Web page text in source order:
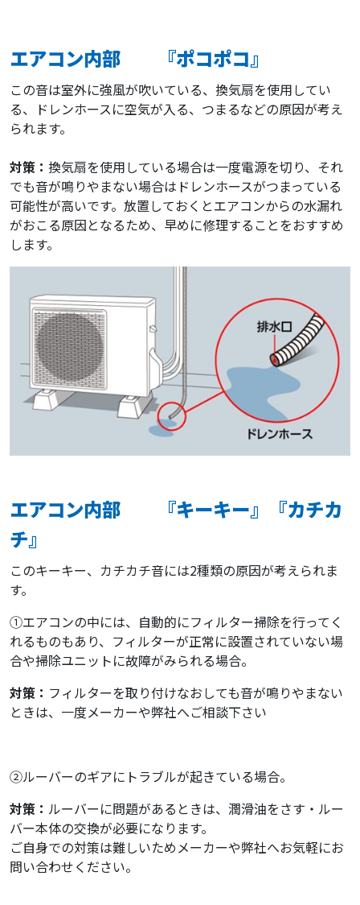
エアコン内部 『ポコポコ』
この音は室外に強風が吹いている、換気扇を使用してい
る、ドレンホースに空気が入る、つまるなどの原因が考え
られます。
対策： 換気扇を使用している場合は一度電源を切り、それ
でも音が鳴りやまない場合はドレンホースがつまっている
可能性が高いです。放置しておくとエアコンからの水漏れ
がおこる原因となるため、早めに修理することをおすすめ
します。
エアコン内部 『キーキー』『カチカ
チ』
このキーキー、カチカチ音には2種類の原因が考えられま
す。
①エアコンの中には、自動的にフィルター掃除を行ってく
れるものもあり、フィルターが正常に設置されていない場
合や掃除ユニットに故障がみられる場合。
対策： フィルターを取り付けなおしても音が鳴りやまない
ときは、一度メーカーや弊社へご相談下さい
②ルーバーのギアにトラブルが起きている場合。
対策： ルーバーに問題があるときは、潤滑油をさす・ルー
バー本体の交換が必要になります。
ご自身での対策は難しいためメーカーや弊社へお気軽にお
問い合わせください。